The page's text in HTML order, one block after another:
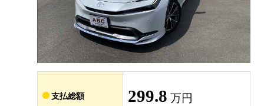
支払総額 299.8 万円